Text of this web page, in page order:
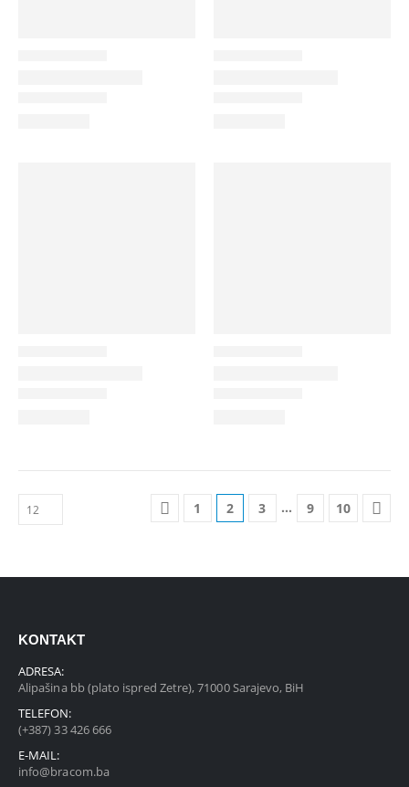
1 2 3 … 9 10
KONTAKT
ADRESA:
Alipašina bb (plato ispred Zetre), 71000 Sarajevo, BiH
TELEFON:
(+387) 33 426 666
E-MAIL:
info@bracom.ba